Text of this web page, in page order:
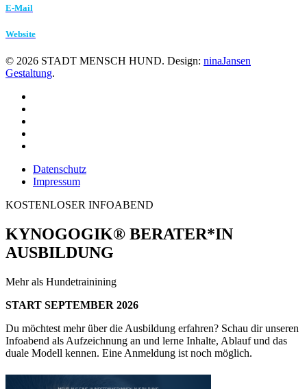
E-Mail
Website
© 2026 STADT MENSCH HUND. Design: ninaJansen
Gestaltung.
Datenschutz
Impressum
KOSTENLOSER INFOABEND
KYNOGOGIK® BERATER*IN
AUSBILDUNG
Mehr als Hundetrainining
START SEPTEMBER 2026
Du möchtest mehr über die Ausbildung erfahren? Schau dir unseren
Infoabend als Aufzeichnung an und lerne Inhalte, Ablauf und das
duale Modell kennen. Eine Anmeldung ist noch möglich.